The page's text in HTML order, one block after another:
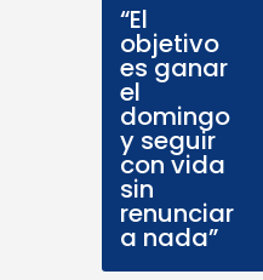
“El
objetivo
es ganar
el
domingo
y seguir
con vida
sin
renunciar
a nada”